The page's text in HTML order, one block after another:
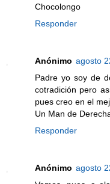
Chocolongo
Responder
Anónimo agosto
Padre yo soy de
cotradición pero
pues creo en el
Un Man de
Responder
Anónimo agosto